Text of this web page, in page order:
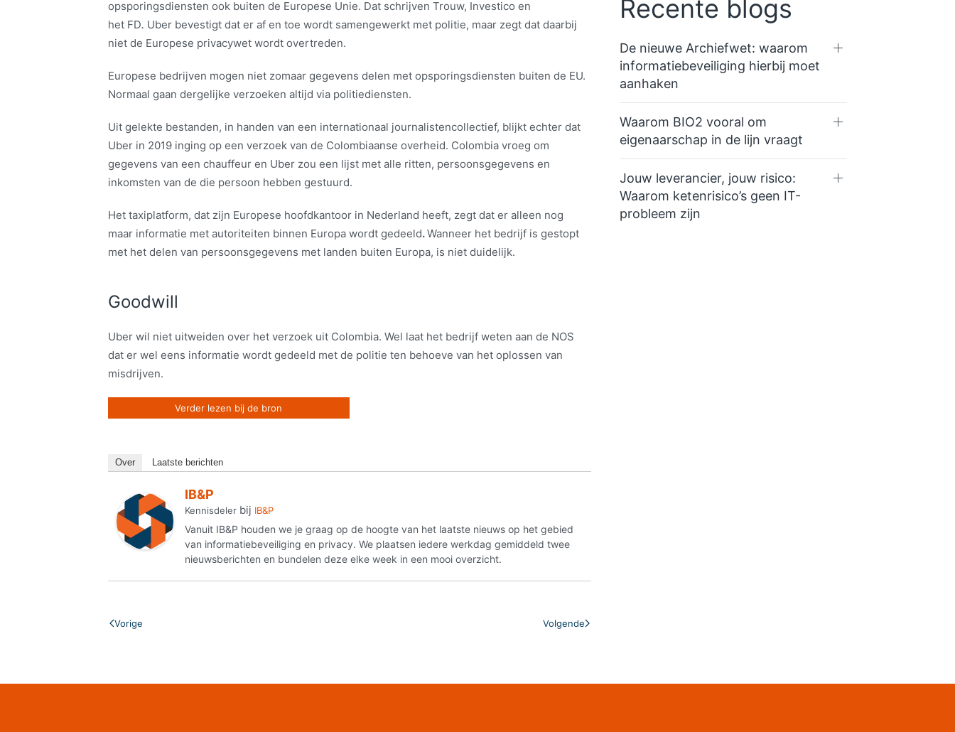
opsporingsdiensten ook buiten de Europese Unie. Dat schrijven Trouw, Investico en
het FD. Uber bevestigt dat er af en toe wordt samengewerkt met politie, maar zegt dat daarbij
niet de Europese privacywet wordt overtreden.
Europese bedrijven mogen niet zomaar gegevens delen met opsporingsdiensten buiten de EU.
Normaal gaan dergelijke verzoeken altijd via politiediensten.
Uit gelekte bestanden, in handen van een internationaal journalistencollectief, blijkt echter dat
Uber in 2019 inging op een verzoek van de Colombiaanse overheid. Colombia vroeg om
gegevens van een chauffeur en Uber zou een lijst met alle ritten, persoonsgegevens en
inkomsten van de die persoon hebben gestuurd.
Het taxiplatform, dat zijn Europese hoofdkantoor in Nederland heeft, zegt dat er alleen nog
maar informatie met autoriteiten binnen Europa wordt gedeeld.Wanneer het bedrijf is gestopt
met het delen van persoonsgegevens met landen buiten Europa, is niet duidelijk.
Goodwill
Uber wil niet uitweiden over het verzoek uit Colombia. Wel laat het bedrijf weten aan de NOS
dat er wel eens informatie wordt gedeeld met de politie ten behoeve van het oplossen van
misdrijven.
Verder lezen bij de bron
Over Laatste berichten
IB&P
Kennisdeler bij IB&P
Vanuit IB&P houden we je graag op de hoogte van het laatste nieuws op het gebied
van informatiebeveiliging en privacy. We plaatsen iedere werkdag gemiddeld twee
nieuwsberichten en bundelen deze elke week in een mooi overzicht.
Vorige Volgende
Recente blogs
De nieuwe Archiefwet: waarom
informatiebeveiliging hierbij moet
aanhaken
Waarom BIO2 vooral om
eigenaarschap in de lijn vraagt
Jouw leverancier, jouw risico:
Waarom ketenrisico’s geen IT-
probleem zijn